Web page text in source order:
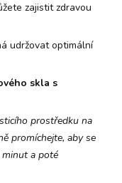
zajistit zdravou
udržovat optimální
skla s
prostředku na
promíchejte, aby se
a poté